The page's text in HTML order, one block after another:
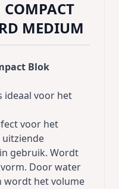
MEDIUM
Blok
ideaal voor het
voor het
gebruik. Wordt
Door water
wordt het volume